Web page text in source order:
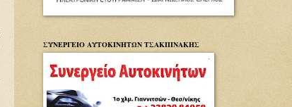
ΣΥΝΕΡΓΕΙΟ ΑΥΤΟΚΙΝΗΤΩΝ ΤΣΑΚΠΙΝΑΚΗΣ